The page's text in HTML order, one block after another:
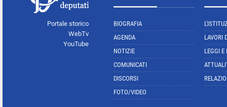
Portale storico
WebTv
YouTube
BIOGRAFIA
AGENDA
NOTIZIE
COMUNICATI
DISCORSI
FOTO/VIDEO
LAVORI
LEGGI E